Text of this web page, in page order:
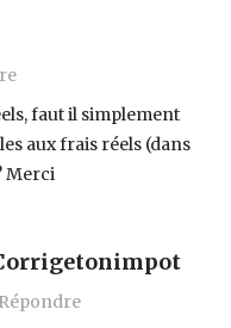
faut il simplement
aux frais réels (dans
Merci
Répondre